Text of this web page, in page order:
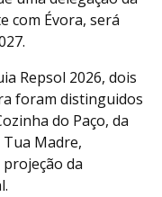
com Évora, será
Repsol 2026, dois
foram distinguidos
do Paço, da
Madre,
da